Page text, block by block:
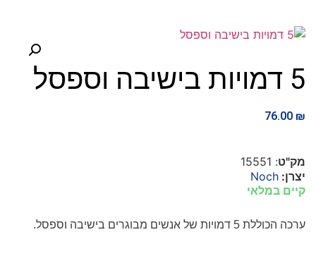
5 דמויות בישיבה וספסל
76.00 ₪
מק"ט: 15551
יצרן: Noch
קיים במלאי
ערכה הכוללת 5 דמויות של אנשים מבוגרים בישיבה וספסל.